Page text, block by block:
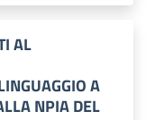
AL
A
NPIA DEL